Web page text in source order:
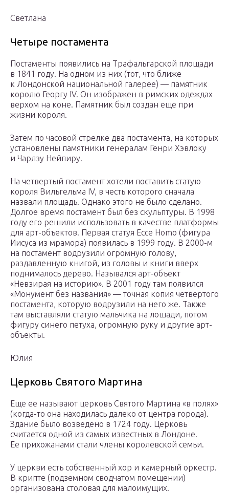
Светлана
Четыре постамента
Постаменты появились на Трафальгарской площади
в 1841 году. На одном из них (тот, что ближе
к Лондонской национальной галерее) — памятник
королю Георгу IV. Он изображен в римских одеждах
верхом на коне. Памятник был создан еще при
жизни короля.
Затем по часовой стрелке два постамента, на которых
установлены памятники генералам Генри Хэвлоку
и Чарлзу Нейпиру.
На четвертый постамент хотели поставить статую
короля Вильгельма IV, в честь которого сначала
назвали площадь. Однако этого не было сделано.
Долгое время постамент был без скульптуры. В 1998
году его решили использовать в качестве платформы
для арт-объектов. Первая статуя Ecce Homo (фигура
Иисуса из мрамора) появилась в 1999 году. В 2000-м
на постамент водрузили огромную голову,
раздавленную книгой, из головы и книги вверх
поднималось дерево. Назывался арт-объект
«Невзирая на историю». В 2001 году там появился
«Монумент без названия» — точная копия четвертого
постамента, которую водрузили на него же. Также
там выставляли статую мальчика на лошади, потом
фигуру синего петуха, огромную руку и другие арт-
объекты.
Юлия
Церковь Святого Мартина
Еще ее называют церковь Святого Мартина «в полях»
(когда-то она находилась далеко от центра города).
Здание было возведено в 1724 году. Церковь
считается одной из самых известных в Лондоне.
Ее прихожанами стали члены королевской семьи.
У церкви есть собственный хор и камерный оркестр.
В крипте (подземном сводчатом помещении)
организована столовая для малоимущих.